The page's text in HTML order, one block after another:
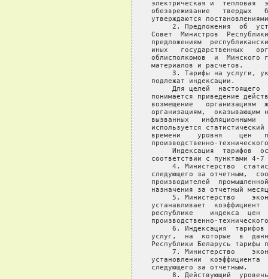
электрическая и  тепловая
обезвреживание   твердых
утверждаются
2. Предложения  об
Совет  Министров
предложениям
иных   государственных
облисполкомов  и  Минского
материалов и расчетов.
3. Тарифы на услуги,
подлежат индексации.
Для целей  настоящего
понимается приведение
возмещение   организациям
организациям,  оказывающим
вызванных   инфляционными
используется
времени    уровня    цен
производственно-
Индексация  тарифов
соответствии с пунктами 4-7
4. Министерство
следующего за отчетным,
производителей
назначения за отчетный
5. Министерство
устанавливает
республике    индекса  цен
производственно-
6. Индексация
услуг,  на  которые  в
Республики Беларусь тарифы
7. Министерство
установлении
следующего за отчетным.
8. Действующий